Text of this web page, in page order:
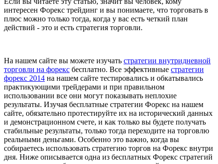
интересен Форекс трейдинг и вы понимаете, что торговать в
плюс можно только тогда, когда у вас есть четкий план
действий - это и есть стратегия торговли.
На нашем сайте вы можете изучать стратегии внутридневной
торговли на форекс бесплатно. Все эффективные стратегии
форекс 2014 на нашем сайте тестировались и обкатывались
практикующими трейдерами и при правильном
использовании все они могут показывать неплохие
результаты. Изучая бесплатные стратегии Форекс на нашем
сайте, обязательно протестируйте их на исторический данных
и демонстрационном счете, и как только вы будете получать
стабильные результаты, только тогда переходите на торговлю
реальными деньгами. Особенно это важно, когда вы
собираетесь использовать стратегию торгов на Форекс внутри
дня. Ниже описывается одна из бесплатных Форекс стратегий